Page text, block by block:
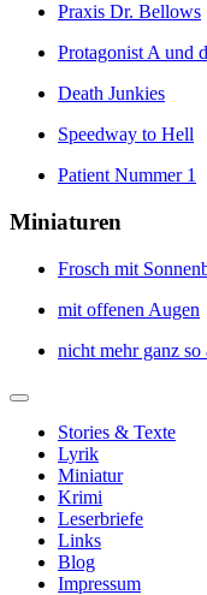
Praxis Dr. Bellows
Protagonist A und
Death Junkies
Speedway to Hell
Patient Nummer 1
Miniaturen
Frosch mit
mit offenen Augen
nicht mehr ganz
Stories & Texte
Lyrik
Miniatur
Krimi
Leserbriefe
Links
Blog
Impressum